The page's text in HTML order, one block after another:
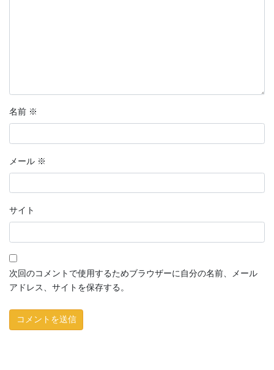
名前 ※
メール ※
サイト
次回のコメントで使用するためブラウザーに自分の名前、メール
アドレス、サイトを保存する。